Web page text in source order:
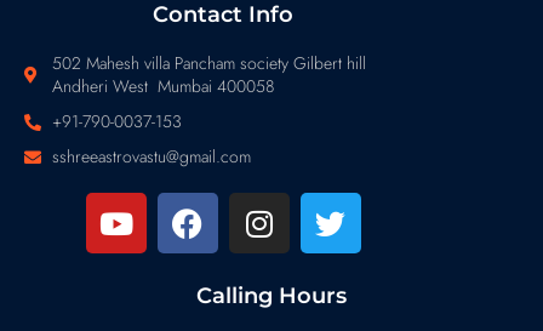
Contact Info
502 Mahesh villa Pancham society Gilbert hill
Andheri West Mumbai 400058
+91-790-0037-153
sshreeastrovastu@gmail.com
Calling Hours